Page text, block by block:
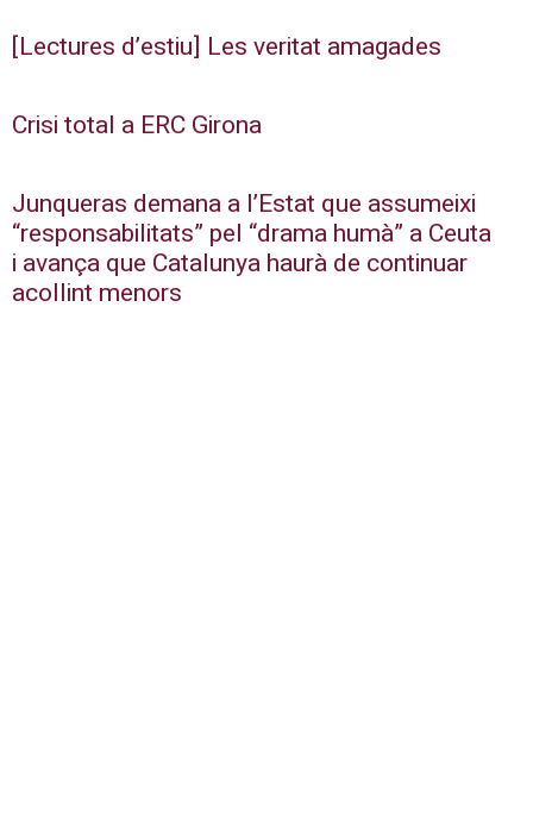
[Lectures d’estiu] Les veritat amagades
Crisi total a ERC Girona
Junqueras demana a l’Estat que assumeixi
“responsabilitats” pel “drama humà” a Ceuta
i avança que Catalunya haurà de continuar
acollint menors